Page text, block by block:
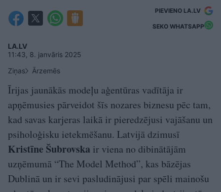
PIEVIENO LA.LV
SEKO WHATSAPP
LA.LV
11:43, 8. janvāris 2025
Ziņas
Ārzemēs
Īrijas jaunākās modeļu aģentūras vadītāja ir
apņēmusies pārveidot šīs nozares biznesu pēc tam,
kad savas karjeras laikā ir pieredzējusi vajāšanu un
psiholoģisku ietekmēšanu. Latvijā dzimusī
Kristīne Šubrovska ir viena no dibinātājām
uzņēmumā “The Model Method”, kas bāzējas
Dublinā un ir sevi pasludinājusi par spēli mainošu